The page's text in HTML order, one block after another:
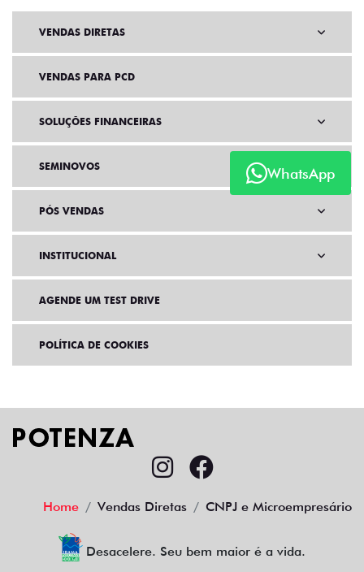
WhatsApp
VENDAS DIRETAS
VENDAS PARA PCD
SOLUÇÕES FINANCEIRAS
SEMINOVOS
PÓS VENDAS
INSTITUCIONAL
AGENDE UM TEST DRIVE
POLÍTICA DE COOKIES
Home Vendas Diretas CNPJ e Microempresário
Desacelere. Seu bem maior é a vida.